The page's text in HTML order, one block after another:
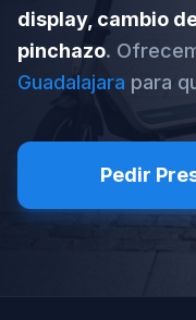
display, cambio
pinchazo.
Guadalajara para
Pedir